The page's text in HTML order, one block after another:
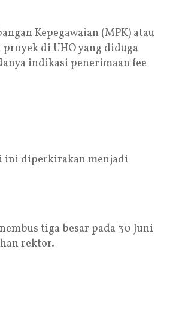
Kepegawaian (MPK) atau
di UHO yang diduga
indikasi penerimaan fee
ini diperkirakan menjadi
tiga besar pada 30 Juni
rektor.